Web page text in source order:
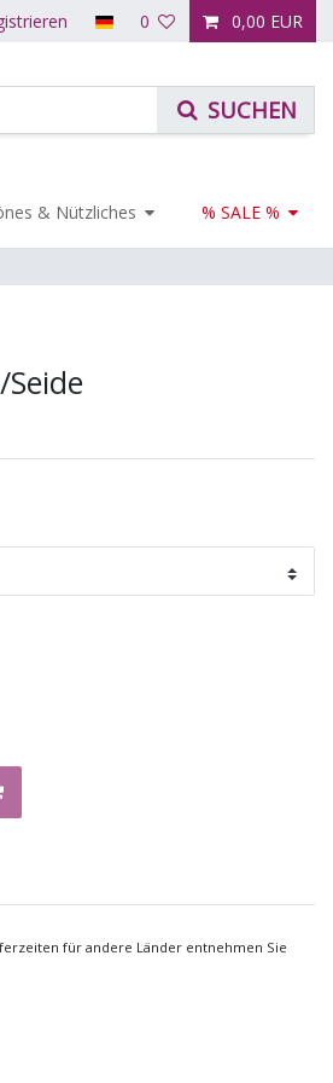
0 0,00 EUR
& Nützliches % SALE %
für andere Länder entnehmen Sie